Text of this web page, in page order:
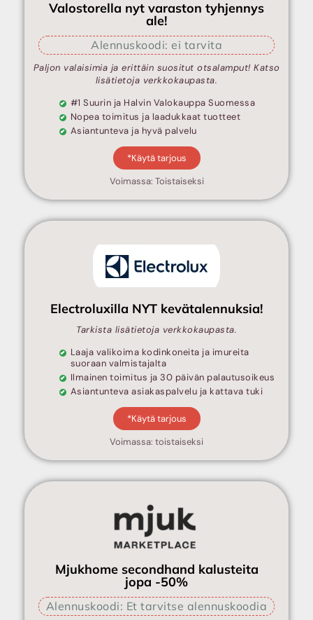
Valostorella nyt varaston tyhjennys
ale!
Alennuskoodi: ei tarvita
Paljon valaisimia ja erittäin suositut otsalamput! Katso
lisätietoja verkkokaupasta.
#1 Suurin ja Halvin Valokauppa Suomessa
Nopea toimitus ja laadukkaat tuotteet
Asiantunteva ja hyvä palvelu
*Käytä tarjous
Voimassa: Toistaiseksi
Electroluxilla NYT kevätalennuksia!
Tarkista lisätietoja verkkokaupasta.
Laaja valikoima kodinkoneita ja imureita
suoraan valmistajalta
Ilmainen toimitus ja 30 päivän palautusoikeus
Asiantunteva asiakaspalvelu ja kattava tuki
*Käytä tarjous
Voimassa: toistaiseksi
Mjukhome secondhand kalusteita
jopa -50%
Alennuskoodi: Et tarvitse alennuskoodia